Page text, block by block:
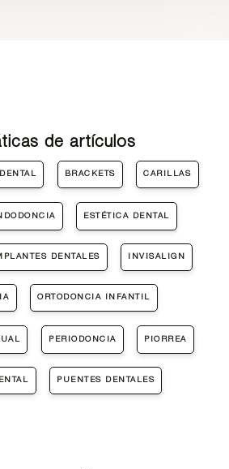
de artículos
BRACKETS CARILLAS
ESTÉTICA DENTAL
DENTALES INVISALIGN
ORTODONCIA INFANTIL
PERIODONCIA PIORREA
PUENTES DENTALES